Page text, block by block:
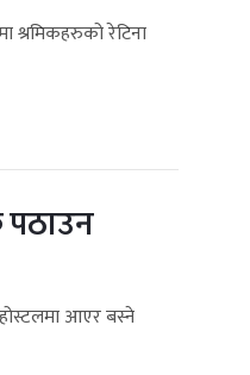
श्रमिकहरुको रेटिना
आएर बस्ने